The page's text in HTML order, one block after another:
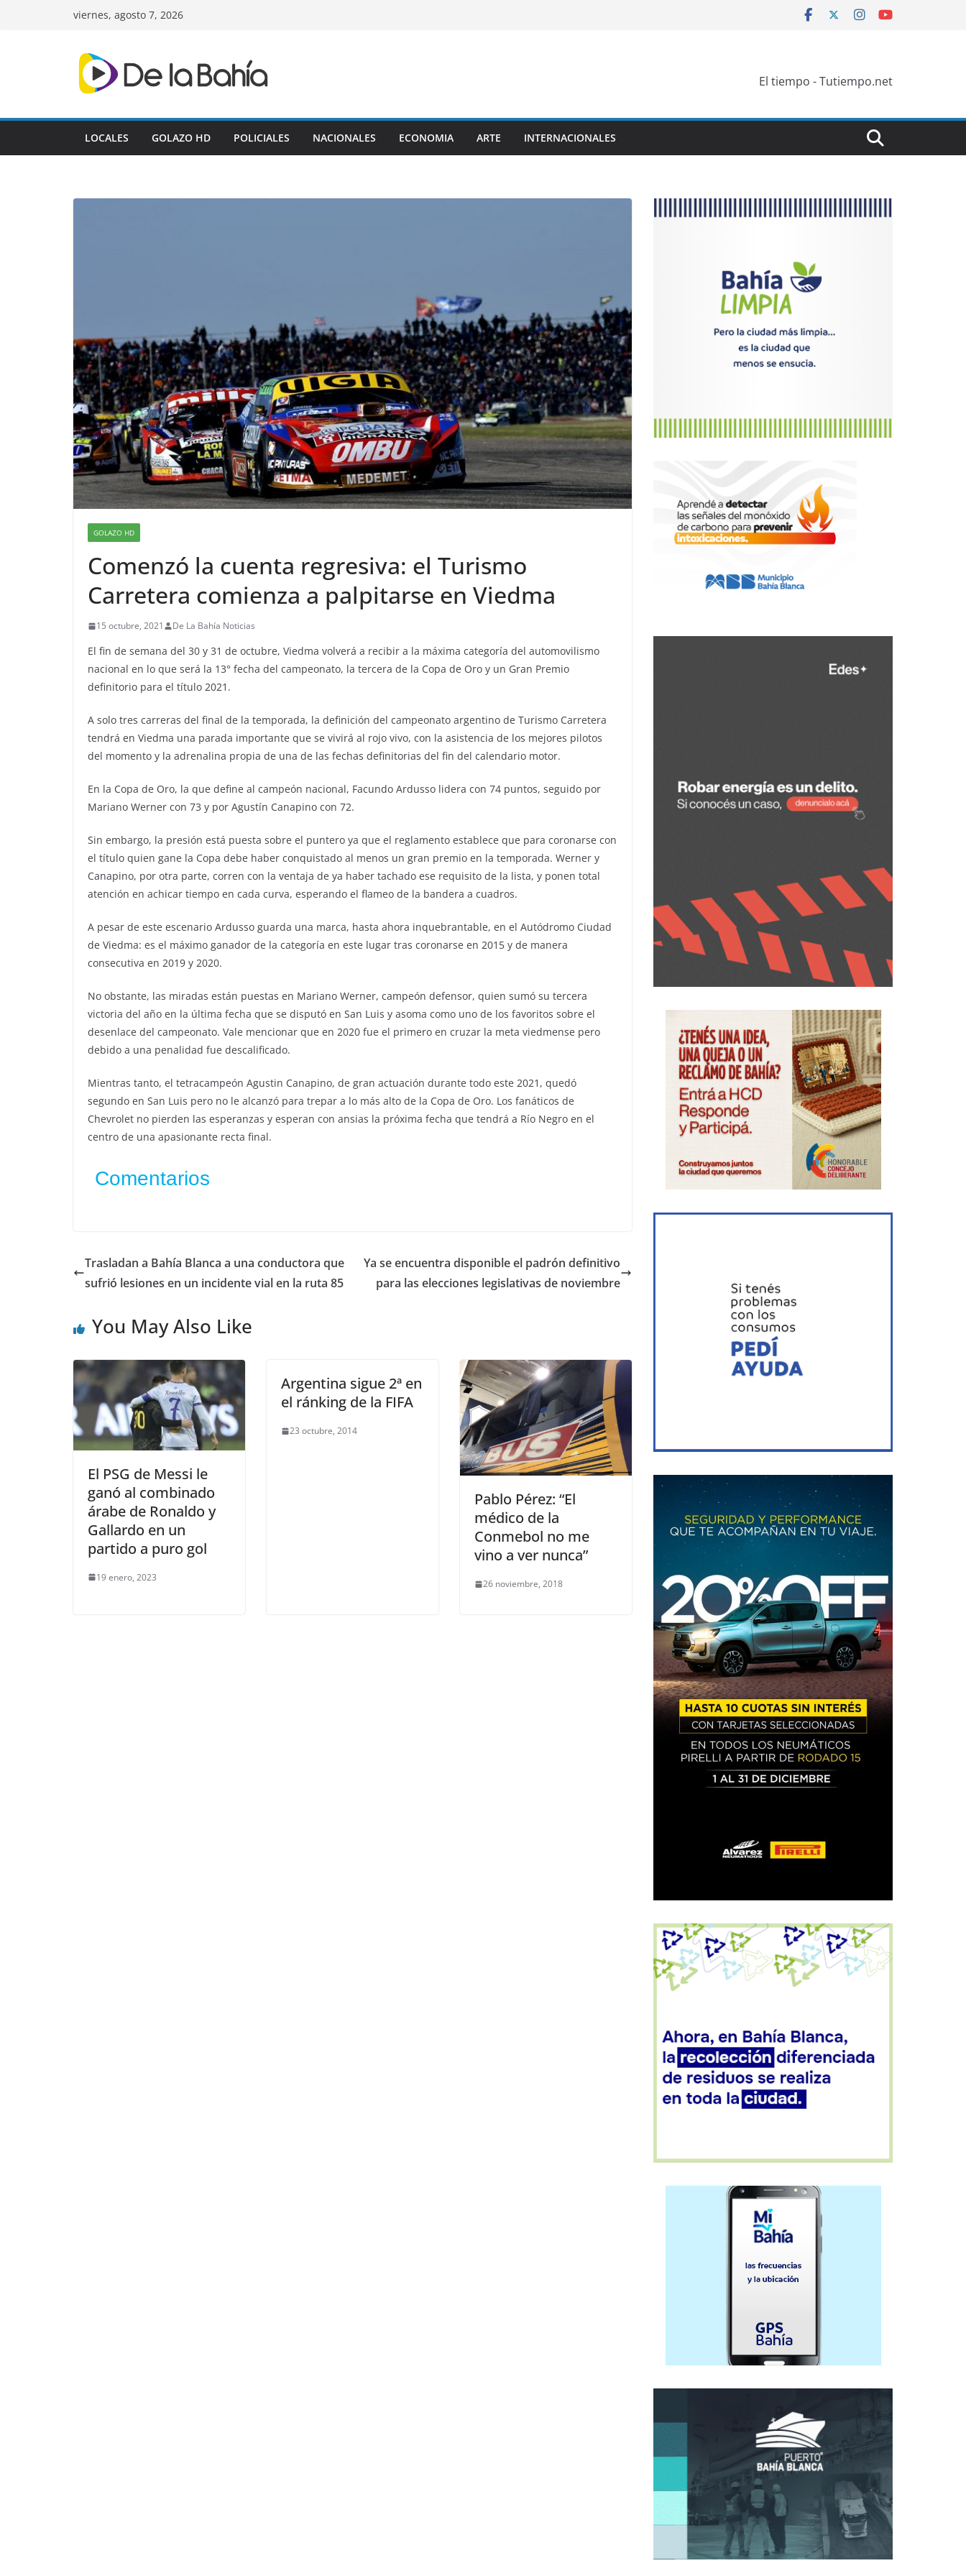
viernes, agosto 7, 2026
El tiempo - Tutiempo.net
LOCALES GOLAZO HD POLICIALES NACIONALES ECONOMIA ARTE INTERNACIONALES
GOLAZO HD
Comenzó la cuenta regresiva: el Turismo
Carretera comienza a palpitarse en Viedma
15 octubre, 2021 De La Bahía Noticias
El fin de semana del 30 y 31 de octubre, Viedma volverá a recibir a la máxima categoría del automovilismo
nacional en lo que será la 13° fecha del campeonato, la tercera de la Copa de Oro y un Gran Premio
definitorio para el título 2021.
A solo tres carreras del final de la temporada, la definición del campeonato argentino de Turismo Carretera
tendrá en Viedma una parada importante que se vivirá al rojo vivo, con la asistencia de los mejores pilotos
del momento y la adrenalina propia de una de las fechas definitorias del fin del calendario motor.
En la Copa de Oro, la que define al campeón nacional, Facundo Ardusso lidera con 74 puntos, seguido por
Mariano Werner con 73 y por Agustín Canapino con 72.
Sin embargo, la presión está puesta sobre el puntero ya que el reglamento establece que para coronarse con
el título quien gane la Copa debe haber conquistado al menos un gran premio en la temporada. Werner y
Canapino, por otra parte, corren con la ventaja de ya haber tachado ese requisito de la lista, y ponen total
atención en achicar tiempo en cada curva, esperando el flameo de la bandera a cuadros.
A pesar de este escenario Ardusso guarda una marca, hasta ahora inquebrantable, en el Autódromo Ciudad
de Viedma: es el máximo ganador de la categoría en este lugar tras coronarse en 2015 y de manera
consecutiva en 2019 y 2020.
No obstante, las miradas están puestas en Mariano Werner, campeón defensor, quien sumó su tercera
victoria del año en la última fecha que se disputó en San Luis y asoma como uno de los favoritos sobre el
desenlace del campeonato. Vale mencionar que en 2020 fue el primero en cruzar la meta viedmense pero
debido a una penalidad fue descalificado.
Mientras tanto, el tetracampeón Agustin Canapino, de gran actuación durante todo este 2021, quedó
segundo en San Luis pero no le alcanzó para trepar a lo más alto de la Copa de Oro. Los fanáticos de
Chevrolet no pierden las esperanzas y esperan con ansias la próxima fecha que tendrá a Río Negro en el
centro de una apasionante recta final.
Comentarios
Trasladan a Bahía Blanca a una conductora que
sufrió lesiones en un incidente vial en la ruta 85
Ya se encuentra disponible el padrón definitivo
para las elecciones legislativas de noviembre
You May Also Like
El PSG de Messi le
ganó al combinado
árabe de Ronaldo y
Gallardo en un
partido a puro gol
19 enero, 2023
Argentina sigue 2ª en
el ránking de la FIFA
23 octubre, 2014
Pablo Pérez: “El
médico de la
Conmebol no me
vino a ver nunca”
26 noviembre, 2018